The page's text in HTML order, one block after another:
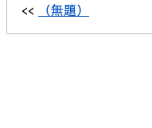
<< （無題）